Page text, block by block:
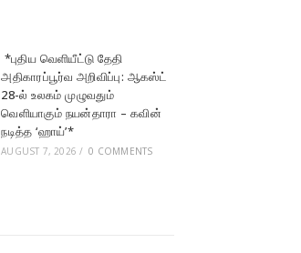
*புதிய வெளியீட்டு தேதி
அதிகாரப்பூர்வ அறிவிப்பு: ஆகஸ்ட்
28-ல் உலகம் முழுவதும்
வெளியாகும் நயன்தாரா – கவின்
நடித்த ‘ஹாய்’*
AUGUST 7, 2026 / 0 COMMENTS